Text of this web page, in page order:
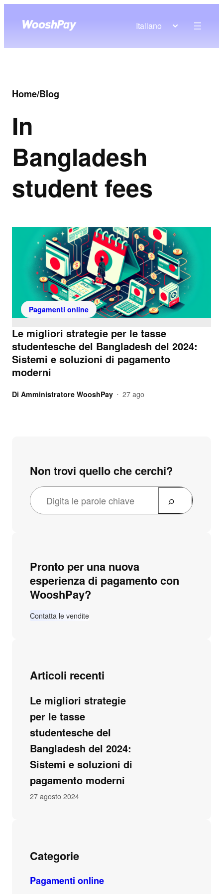
Italiano
Home/Blog
In
Bangladesh
student fees
Pagamenti online
Le migliori strategie per le tasse
studentesche del Bangladesh del 2024:
Sistemi e soluzioni di pagamento
moderni
Di Amministratore WooshPay • 27 ago
Non trovi quello che cerchi?
Pronto per una nuova
esperienza di pagamento con
WooshPay?
Contatta le vendite
Articoli recenti
Le migliori strategie
per le tasse
studentesche del
Bangladesh del 2024:
Sistemi e soluzioni di
pagamento moderni
27 agosto 2024
Categorie
Pagamenti online